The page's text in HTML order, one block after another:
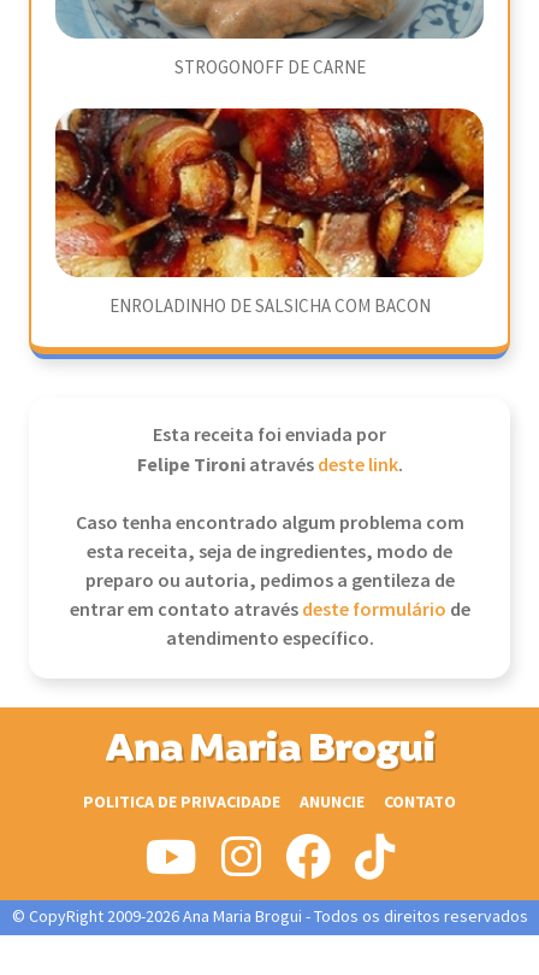
STROGONOFF DE CARNE
ENROLADINHO DE SALSICHA COM BACON
Esta receita foi enviada por
Felipe Tironiatravésdeste link.
Caso tenha encontrado algum problema com
esta receita, seja de ingredientes, modo de
preparo ou autoria, pedimos a gentileza de
entrar em contato atravésdeste formulário de
atendimento específico.
Ana Maria Brogui
POLITICA DE PRIVACIDADE ANUNCIE CONTATO
© CopyRight 2009-2026 Ana Maria Brogui - Todos os direitos reservados